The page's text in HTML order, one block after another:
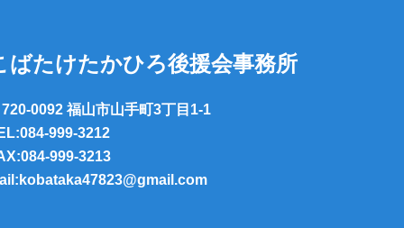
ばたけたかひろ後援会事務所
720-0092 福山市山手町3丁目1-1
999-3212
999-3213